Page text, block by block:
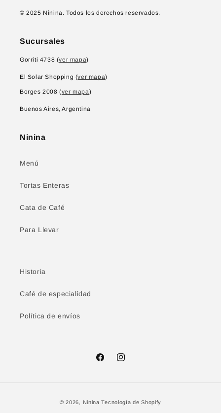
© 2025 Ninina. Todos los derechos reservados.
Sucursales
Gorriti 4738 (ver mapa)
El Solar Shopping (ver mapa)
Borges 2008 (ver mapa)
Buenos Aires, Argentina
Ninina
Menú
Tortas Enteras
Cata de Café
Para Llevar
Historia
Café de especialidad
Política de envíos
FacebookInstagram
© 2026, Ninina Tecnología de Shopify